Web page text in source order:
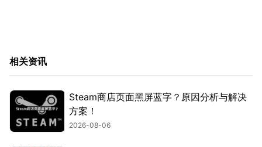
相关资讯
Steam商店页面黑屏蓝字？原因分析与解决
方案！
2026-08-06